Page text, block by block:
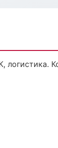
логистика.